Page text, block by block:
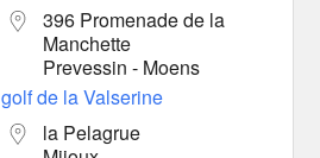
396 Promenade de la
Manchette
Prevessin - Moens
golf de la Valserine
la Pelagrue